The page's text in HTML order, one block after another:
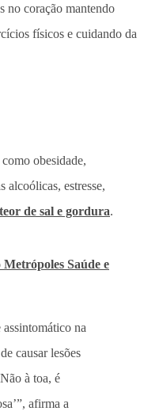
no coração mantendo
físicos e cuidando da
obesidade,
alcoólicas, estresse,
de sal e gordura.
Metrópoles Saúde e
na
causar lesões
à toa, é
afirma a